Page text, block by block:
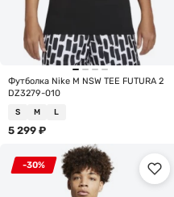
Футболка Nike M NSW TEE FUTURA 2
DZ3279-010
S M L
5 299 ₽
-30%